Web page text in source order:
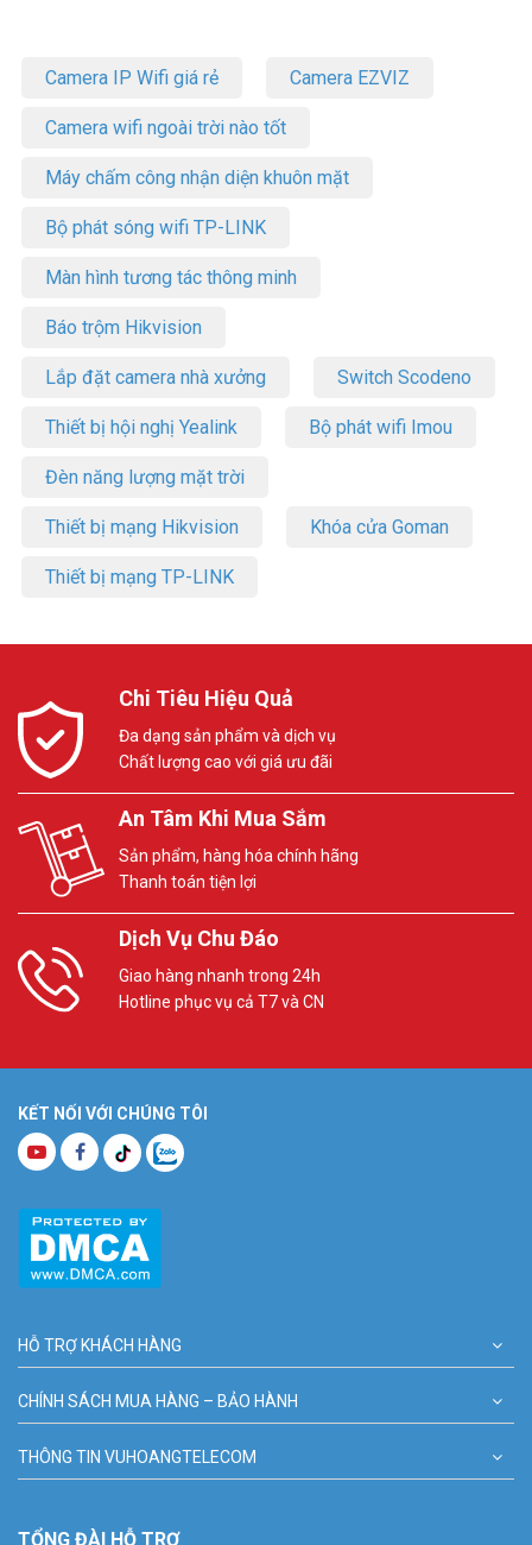
Camera IP Wifi giá rẻ Camera EZVIZ
Camera wifi ngoài trời nào tốt
Máy chấm công nhận diện khuôn mặt
Bộ phát sóng wifi TP-LINK
Màn hình tương tác thông minh
Báo trộm Hikvision
Lắp đặt camera nhà xưởng Switch Scodeno
Thiết bị hội nghị Yealink Bộ phát wifi Imou
Đèn năng lượng mặt trời
Thiết bị mạng Hikvision Khóa cửa Goman
Thiết bị mạng TP-LINK
Chi Tiêu Hiệu Quả
Đa dạng sản phẩm và dịch vụ
Chất lượng cao với giá ưu đãi
An Tâm Khi Mua Sắm
Sản phẩm, hàng hóa chính hãng
Thanh toán tiện lợi
Dịch Vụ Chu Đáo
Giao hàng nhanh trong 24h
Hotline phục vụ cả T7 và CN
KẾT NỐI VỚI CHÚNG TÔI
HỖ TRỢ KHÁCH HÀNG
CHÍNH SÁCH MUA HÀNG – BẢO HÀNH
THÔNG TIN VUHOANGTELECOM
TỔNG ĐÀI HỖ TRỢ